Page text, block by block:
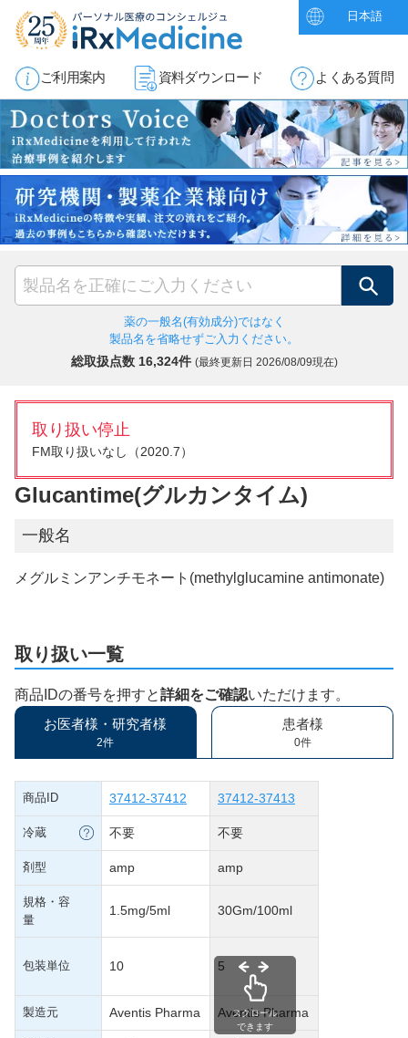
日本語
ご利用案内 資料ダウンロード よくある質問
検索
薬の一般名(有効成分)ではなく
製品名を省略せずご入力ください。
総取扱点数 16,324件 (最終更新日 2026/08/09現在)
取り扱い停止
FM取り扱いなし（2020.7）
Glucantime(グルカンタイム)
一般名
メグルミンアンチモネート(methylglucamine antimonate)
取り扱い一覧
商品IDの番号を押すと詳細をご確認いただけます。
お医者様・研究者様
2件
患者様
0件
商品ID 37412-37412 37412-37413
冷蔵 不要 不要
剤型 amp amp
規格・容
量
1.5mg/5ml 30Gm/100ml
包装単位 10 5
製造元 Aventis Pharma Aventis Pharma
スクロール
できます